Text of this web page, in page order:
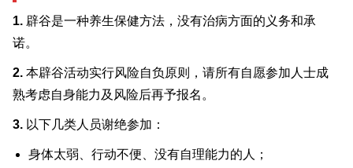
1. 辟谷是一种养生保健方法，没有治病方面的义务和承
诺。
2. 本辟谷活动实行风险自负原则，请所有自愿参加人士成
熟考虑自身能力及风险后再予报名。
3. 以下几类人员谢绝参加：
身体太弱、行动不便、没有自理能力的人；